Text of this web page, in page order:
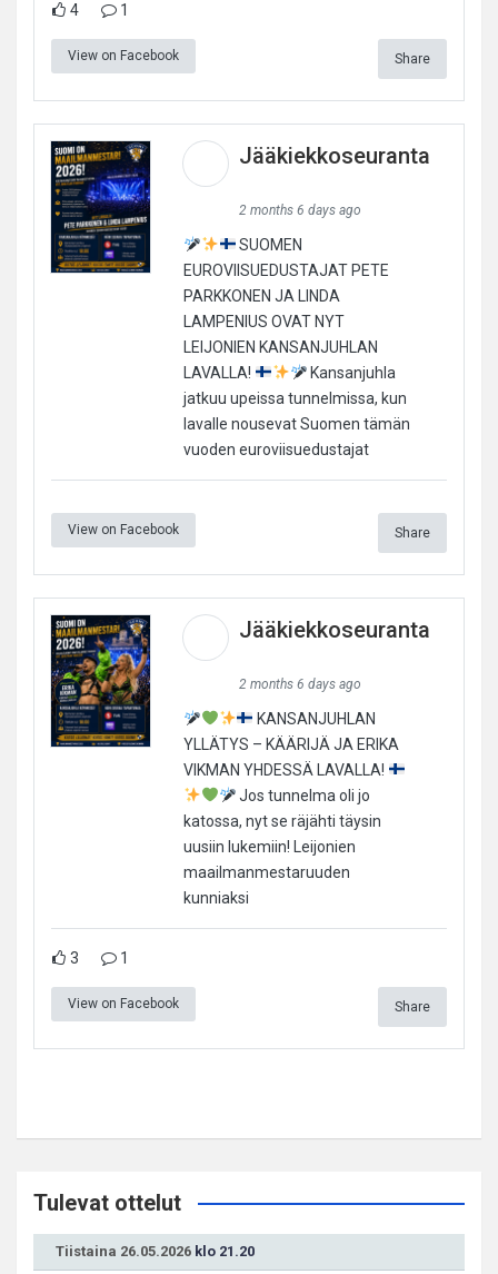
4 1
View on Facebook Share
Jääkiekkoseuranta
2 months 6 days ago
SUOMEN
EUROVIISUEDUSTAJAT PETE
PARKKONEN JA LINDA
LAMPENIUS OVAT NYT
LEIJONIEN KANSANJUHLAN
LAVALLA!
Kansanjuhla
jatkuu upeissa tunnelmissa, kun
lavalle nousevat Suomen tämän
vuoden euroviisuedustajat
View on Facebook Share
Jääkiekkoseuranta
2 months 6 days ago
KANSANJUHLAN
YLLÄTYS – KÄÄRIJÄ JA ERIKA
VIKMAN YHDESSÄ LAVALLA!
Jos tunnelma oli jo
katossa, nyt se räjähti täysin
uusiin lukemiin! Leijonien
maailmanmestaruuden
kunniaksi
3 1
View on Facebook Share
Tulevat ottelut
Tiistaina 26.05.2026 klo 21.20